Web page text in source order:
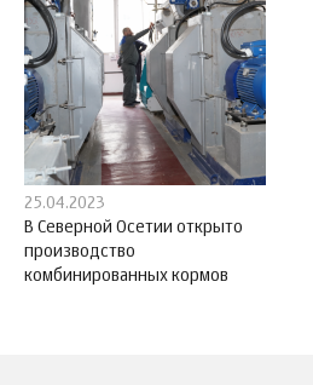
25.04.2023
В Северной Осетии открыто
производство
комбинированных кормов